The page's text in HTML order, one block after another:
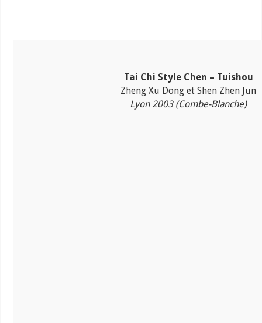
Tai Chi Style Chen – Tuishou
Zheng Xu Dong et Shen Zhen Jun
Lyon 2003 (Combe-Blanche)